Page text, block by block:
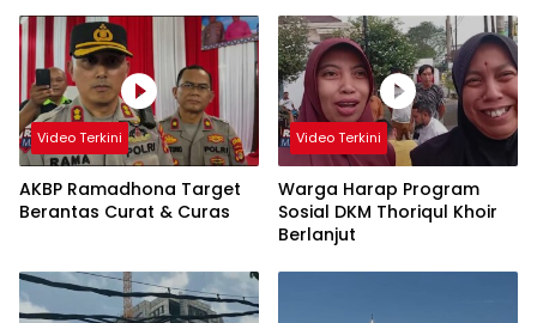
Video Terkini
AKBP Ramadhona Target
Berantas Curat & Curas
Video Terkini
Warga Harap Program
Sosial DKM Thoriqul Khoir
Berlanjut